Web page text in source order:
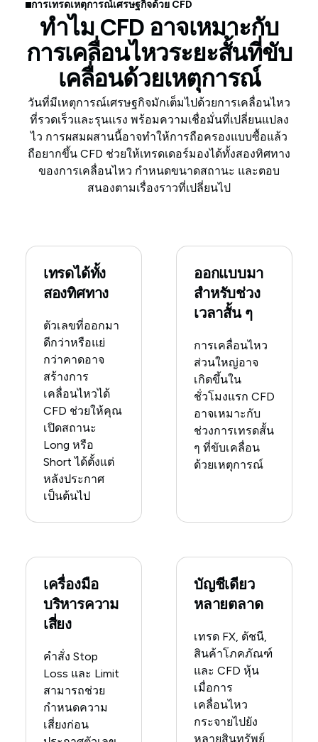
การเทรดเหตุการณ์เศรษฐกิจด้วย CFD
ทำไม CFD อาจเหมาะกับ
การเคลื่อนไหวระยะสั้นที่ขับ
เคลื่อนด้วยเหตุการณ์
วันที่มีเหตุการณ์เศรษฐกิจมักเต็มไปด้วยการเคลื่อนไหว
ที่รวดเร็วและรุนแรง พร้อมความเชื่อมั่นที่เปลี่ยนแปลง
ไว การผสมผสานนี้อาจทำให้การถือครองแบบซื้อแล้ว
ถือยากขึ้น CFD ช่วยให้เทรดเดอร์มองได้ทั้งสองทิศทาง
ของการเคลื่อนไหว กำหนดขนาดสถานะ และตอบ
สนองตามเรื่องราวที่เปลี่ยนไป
เทรดได้ทั้ง
สองทิศทาง
ตัวเลขที่ออกมา
ดีกว่าหรือแย่
กว่าคาดอาจ
สร้างการ
เคลื่อนไหวได้
CFD ช่วยให้คุณ
เปิดสถานะ
Long หรือ
Short ได้ตั้งแต่
หลังประกาศ
เป็นต้นไป
ออกแบบมา
สำหรับช่วง
เวลาสั้น ๆ
การเคลื่อนไหว
ส่วนใหญ่อาจ
เกิดขึ้นใน
ชั่วโมงแรก CFD
อาจเหมาะกับ
ช่วงการเทรดสั้น
ๆ ที่ขับเคลื่อน
ด้วยเหตุการณ์
เครื่องมือ
บริหารความ
เสี่ยง
คำสั่ง Stop
Loss และ Limit
สามารถช่วย
กำหนดความ
เสี่ยงก่อน
บัญชีเดียว
หลายตลาด
เทรด FX, ดัชนี,
สินค้าโภคภัณฑ์
และ CFD หุ้น
เมื่อการ
เคลื่อนไหว
กระจายไปยัง
หลายสินทรัพย์